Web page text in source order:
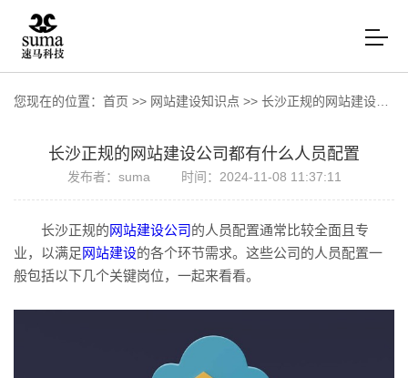
您现在的位置： 首页 >> 网站建设知识点 >> 长沙正规的网站建设公司都有什么人员配置
长沙正规的网站建设公司都有什么人员配置
发布者：suma 时间：2024-11-08 11:37:11
长沙正规的网站建设公司的人员配置通常比较全面且专
业，以满足网站建设的各个环节需求。这些公司的人员配置一
般包括以下几个关键岗位，一起来看看。